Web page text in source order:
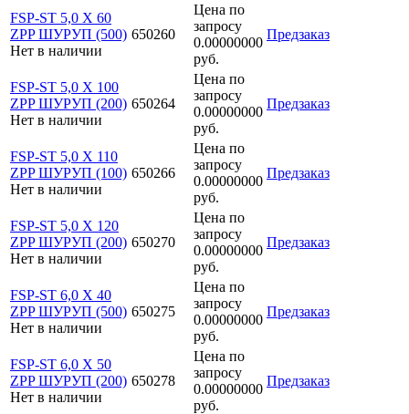
FSP-ST 5,0 X 60
ZPP ШУРУП (500)
Нет в наличии
650260
Цена по
запросу
0.00000000
руб.
Предзаказ
FSP-ST 5,0 X 100
ZPP ШУРУП (200)
Нет в наличии
650264
Цена по
запросу
0.00000000
руб.
Предзаказ
FSP-ST 5,0 X 110
ZPP ШУРУП (100)
Нет в наличии
650266
Цена по
запросу
0.00000000
руб.
Предзаказ
FSP-ST 5,0 X 120
ZPP ШУРУП (200)
Нет в наличии
650270
Цена по
запросу
0.00000000
руб.
Предзаказ
FSP-ST 6,0 X 40
ZPP ШУРУП (500)
Нет в наличии
650275
Цена по
запросу
0.00000000
руб.
Предзаказ
FSP-ST 6,0 X 50
ZPP ШУРУП (200)
Нет в наличии
650278
Цена по
запросу
0.00000000
руб.
Предзаказ